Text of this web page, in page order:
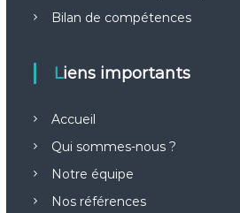
Bilan de compétences
Liens importants
Accueil
Qui sommes-nous ?
Notre équipe
Nos références